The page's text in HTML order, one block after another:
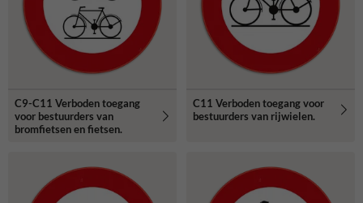
C9-C11 Verboden toegang
voor bestuurders van
bromfietsen en fietsen.
C11 Verboden toegang voor
bestuurders van rijwielen.